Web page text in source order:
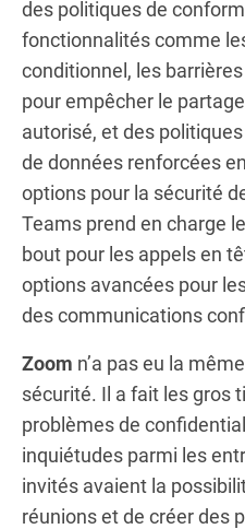
des politiques de
fonctionnalités comme
conditionnel, les
pour empêcher le
autorisé, et des
de données renforcées
options pour la sécurité
Teams prend en charge
bout pour les appels en
options avancées pour
des communications
Zoom n’a pas eu la
sécurité. Il a fait les gros
problèmes de
inquiétudes parmi les
invités avaient la
réunions et de créer des